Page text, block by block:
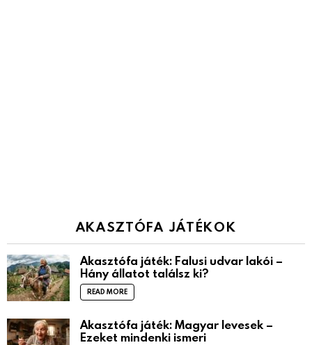
AKASZTÓFA JÁTÉKOK
Akasztófa játék: Falusi udvar lakói –
Hány állatot találsz ki?
READ MORE
Akasztófa játék: Magyar levesek –
Ezeket mindenki ismeri